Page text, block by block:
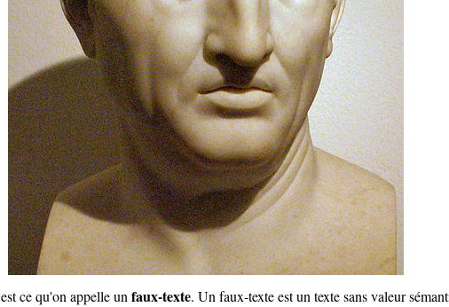
est ce qu'on appelle un faux-texte. Un faux-texte est un texte sans valeur